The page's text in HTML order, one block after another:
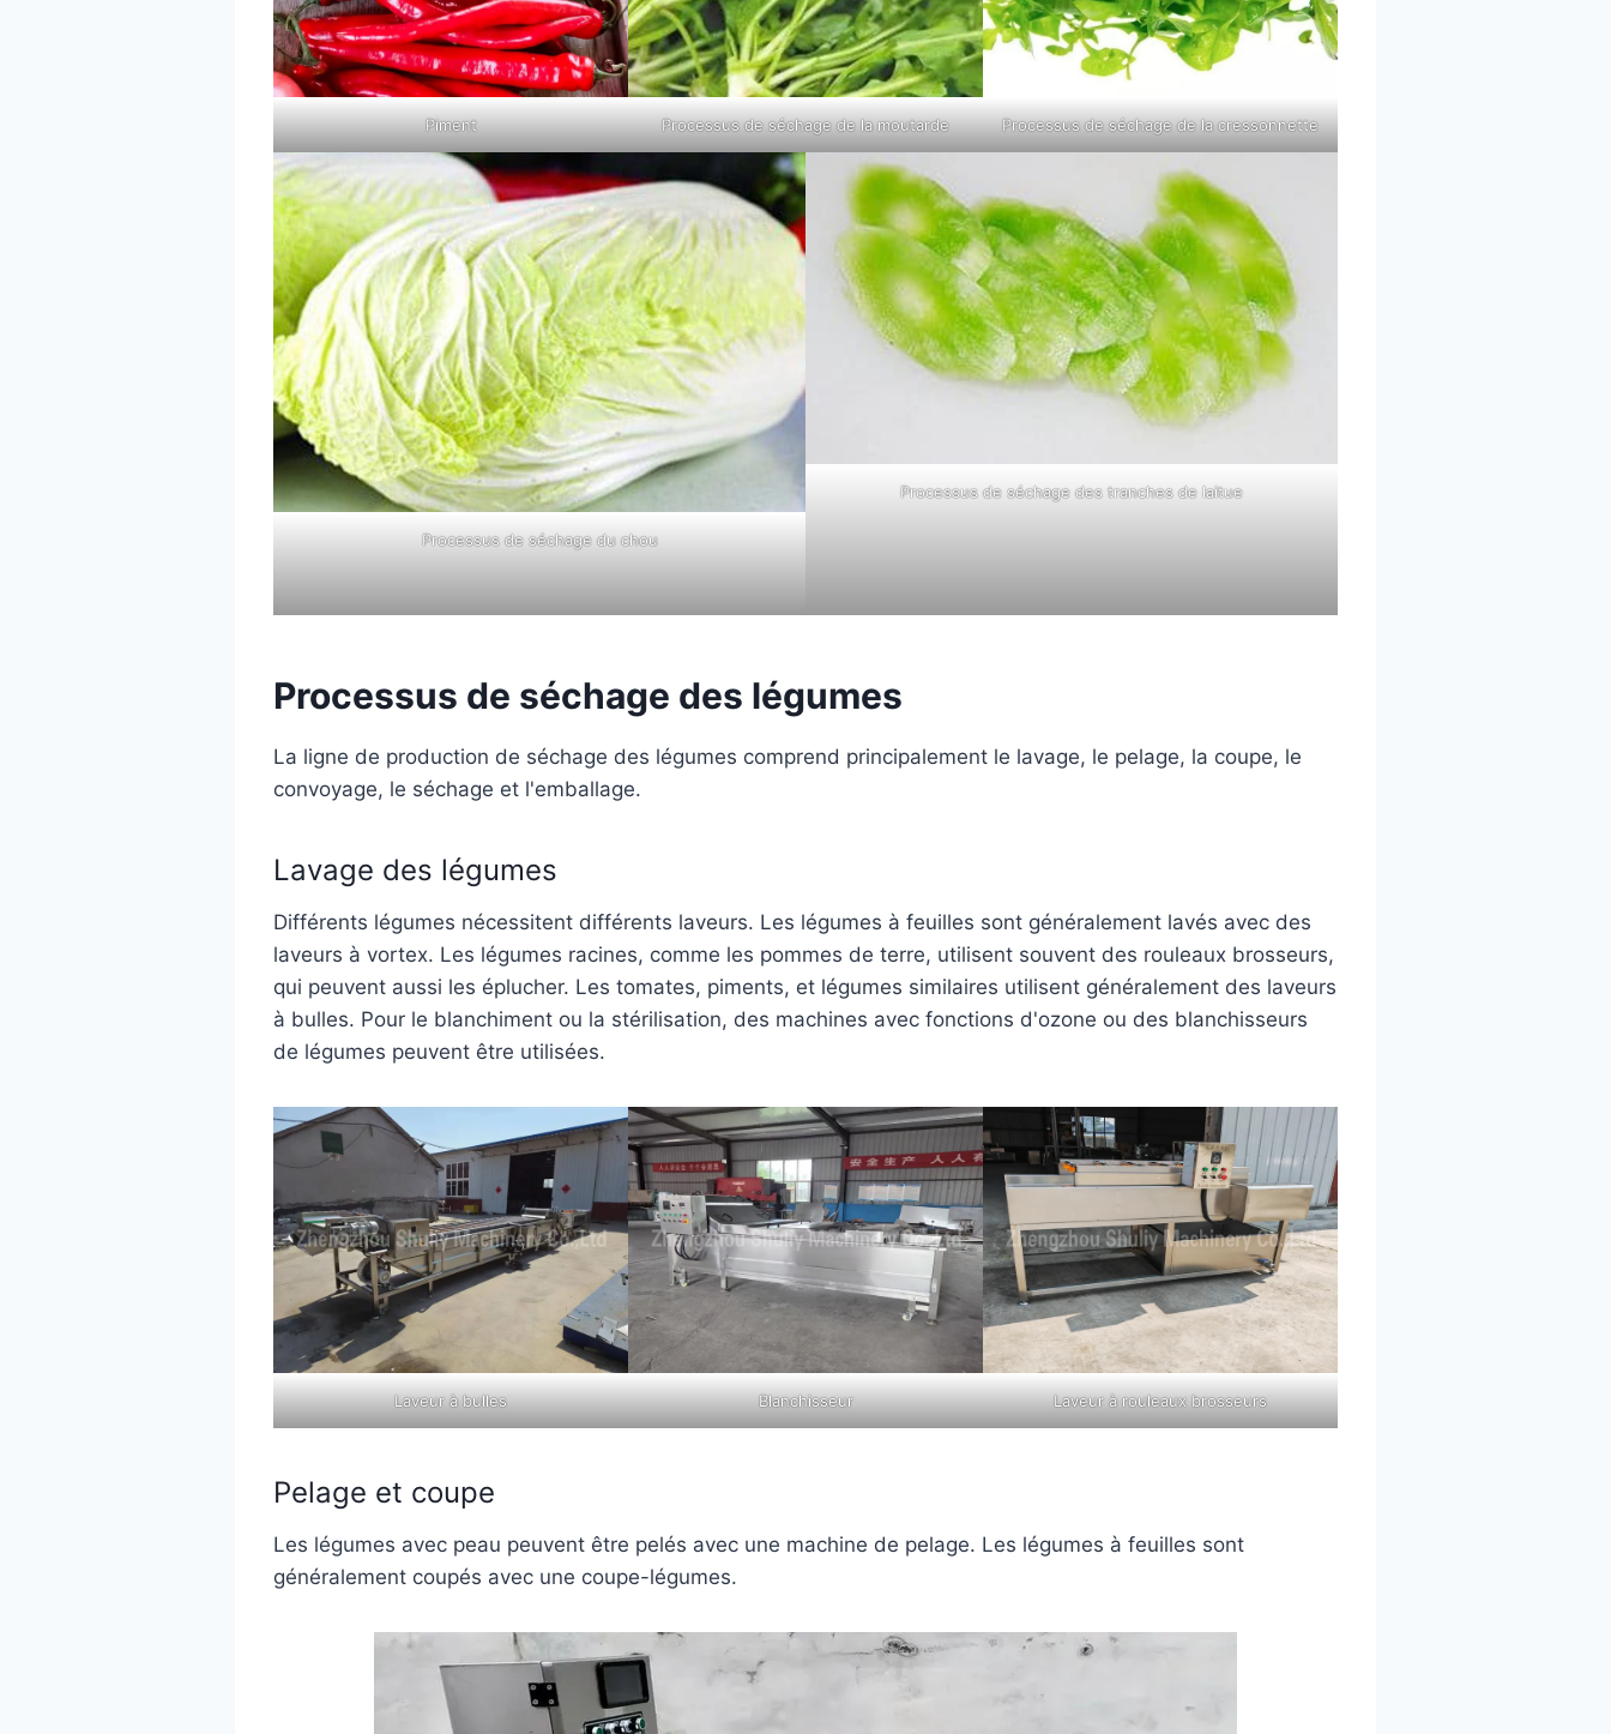
Piment Processus de séchage de la moutarde Processus de séchage de la cressonnette
Processus de séchage du chou
Processus de séchage des tranches de laitue
Processus de séchage des légumes
La ligne de production de séchage des légumes comprend principalement le lavage, le pelage, la coupe, le
convoyage, le séchage et l'emballage.
Lavage des légumes
Différents légumes nécessitent différents laveurs. Les légumes à feuilles sont généralement lavés avec des
laveurs à vortex. Les légumes racines, comme les pommes de terre, utilisent souvent des rouleaux brosseurs,
qui peuvent aussi les éplucher. Les tomates, piments, et légumes similaires utilisent généralement des laveurs
à bulles. Pour le blanchiment ou la stérilisation, des machines avec fonctions d'ozone ou des blanchisseurs
de légumes peuvent être utilisées.
Laveur à bulles Blanchisseur Laveur à rouleaux brosseurs
Pelage et coupe
Les légumes avec peau peuvent être pelés avec une machine de pelage. Les légumes à feuilles sont
généralement coupés avec une coupe-légumes.